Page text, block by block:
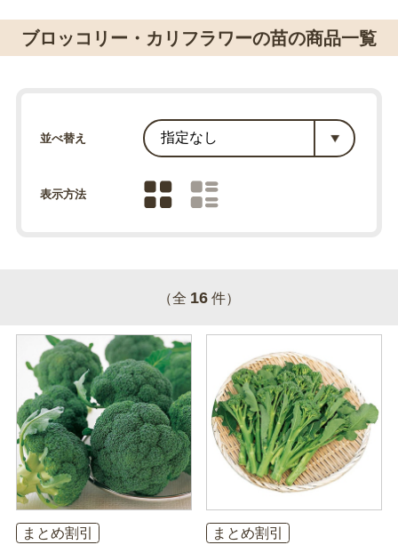
ブロッコリー・カリフラワーの苗の商品一覧
並べ替え
表示方法
（全 16 件）
まとめ割引
まとめ割引